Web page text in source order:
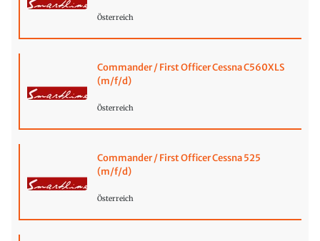
Österreich
Commander / First Officer Cessna C560XLS
(m/f/d)
Österreich
Commander / First Officer Cessna 525
(m/f/d)
Österreich